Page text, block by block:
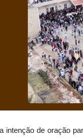
intenção de oração